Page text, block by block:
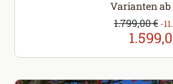
Varianten ab
Regulärer
1.799,00 € -